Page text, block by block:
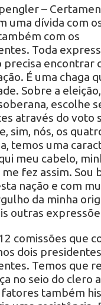
–
uma dívida com
com os
Toda
precisa encontrar
É uma chaga
Sobre a
escolhe
através do voto
sim, nós, os
temos uma
meu cabelo,
fez assim. Sou
nação e com
da minha
outras
comissões que
dois presidentes
Temos que
no seio do clero
também